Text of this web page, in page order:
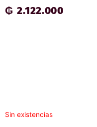
₲ 2.122.000
Sin existencias